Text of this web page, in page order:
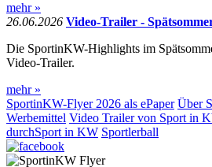
mehr »
26.06.2026 Video-Trailer -
Die SportinKW-Highlights im
Video-Trailer.
mehr »
SportinKW-Flyer 2026 als ePaper Über
Werbemittel Video Trailer von Sport in
durchSport in KW Sportlerball